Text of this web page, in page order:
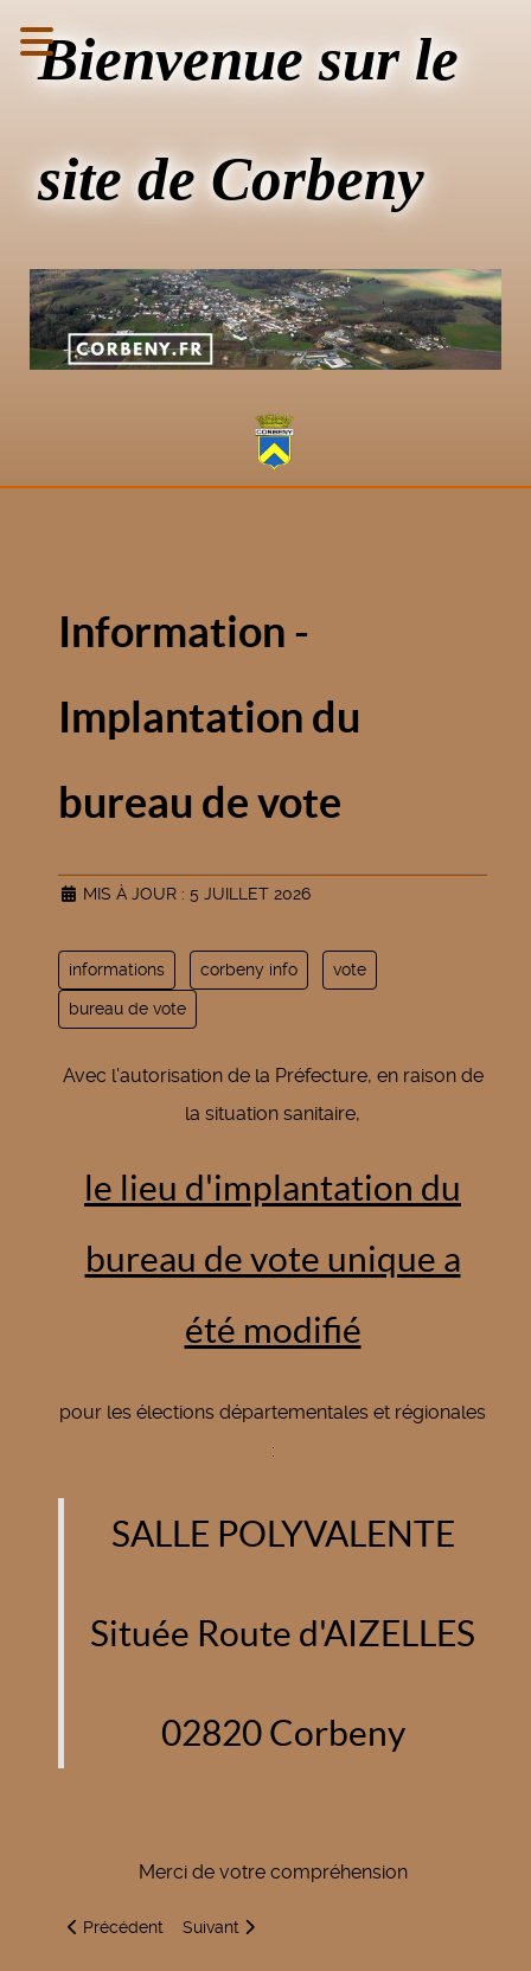
Bienvenue sur le
site de Corbeny
Information -
Implantation du
bureau de vote
MIS À JOUR : 5 JUILLET 2026
informations corbeny info vote
bureau de vote
Avec l'autorisation de la Préfecture, en raison de
la situation sanitaire,
le lieu d'implantation du
bureau de vote unique a
été modifié
pour les élections départementales et régionales
:
SALLE POLYVALENTE
Située Route d'AIZELLES
02820 Corbeny
Merci de votre compréhension
Article précédent : Chenilles urticantes
Précédent Article suivant : Nettoyage du château d'eau
Suivant